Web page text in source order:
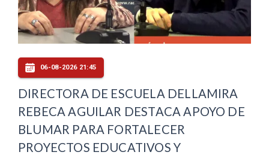
06-08-2026 21:45
DIRECTORA DE ESCUELA DELLAMIRA
REBECA AGUILAR DESTACA APOYO DE
BLUMAR PARA FORTALECER
PROYECTOS EDUCATIVOS Y